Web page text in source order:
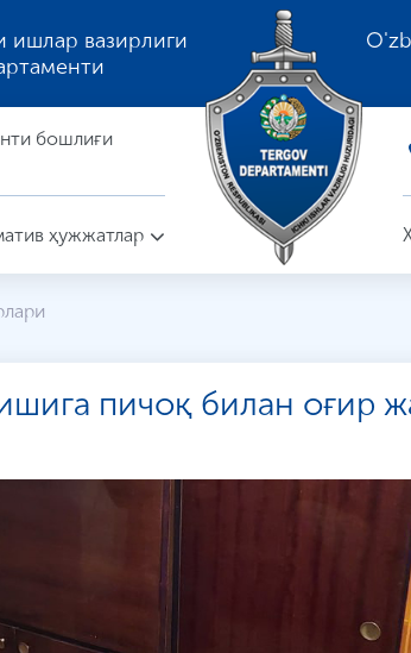
ишлар вазирлиги
бошлиғи
ҳужжатлар
пичоқ билан оғир